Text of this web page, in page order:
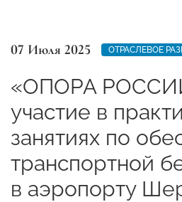
07 Июля 2025 ОТРАСЛЕВОЕ
«ОПОРА
участие в
занятиях по
транспортной
в аэропорту